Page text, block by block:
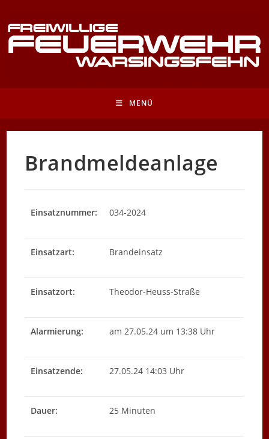
Inhalt
springen
MENÜ
Brandmeldeanlage
Einsatznummer: 034-2024
Einsatzart: Brandeinsatz
Einsatzort: Theodor-Heuss-Straße
Alarmierung: am 27.05.24 um 13:38 Uhr
Einsatzende: 27.05.24 14:03 Uhr
Dauer: 25 Minuten